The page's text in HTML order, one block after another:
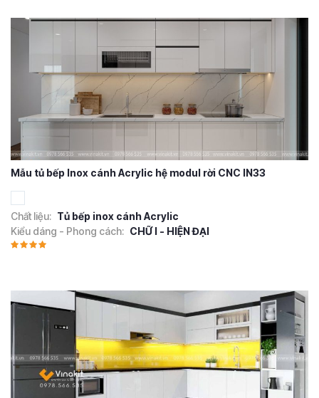
Mẫu tủ bếp Inox cánh Acrylic hệ modul rời CNC IN33
Chất liệu: Tủ bếp inox cánh Acrylic
Kiểu dáng - Phong cách: CHỮ I - HIỆN ĐẠI